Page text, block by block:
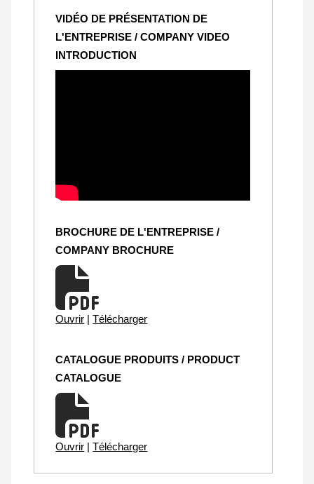
VIDÉO DE PRÉSENTATION DE
L'ENTREPRISE / COMPANY VIDEO
INTRODUCTION
BROCHURE DE L'ENTREPRISE /
COMPANY BROCHURE
Ouvrir | Télécharger
CATALOGUE PRODUITS / PRODUCT
CATALOGUE
Ouvrir | Télécharger